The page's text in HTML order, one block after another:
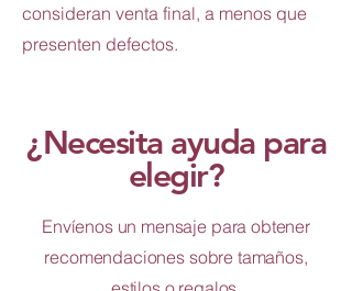
consideran venta final, a menos que
presenten defectos.
¿Necesita ayuda para
elegir?
Envíenos un mensaje para obtener
recomendaciones sobre tamaños,